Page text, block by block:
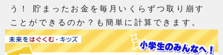
う！ 貯まったお金を毎月いくらずつ取り崩す
ことができるのか？も簡単に計算できます。